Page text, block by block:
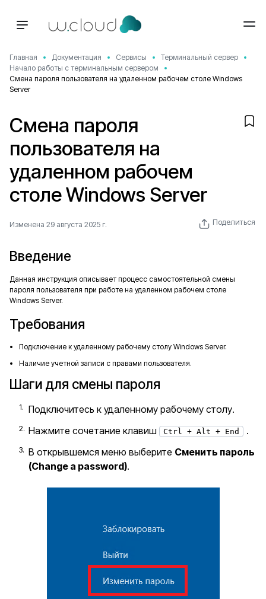
Главная Документация Сервисы
Терминальный сервер
Начало работы с терминальным сервером
Смена пароля пользователя на удаленном рабочем столе Windows
Server
Смена пароля
пользователя на
удаленном рабочем
столе Windows Server
Изменена 29 августа 2025 г. Поделиться
Введение
Данная инструкция описывает процесс самостоятельной смены
пароля пользователя при работе на удаленном рабочем столе
Windows Server.
Требования
Подключение к удаленному рабочему столу Windows Server.
Наличие учетной записи с правами пользователя.
Шаги для смены пароля
Подключитесь к удаленному рабочему столу.
Нажмите сочетание клавиш
Ctrl + Alt + End
.
В открывшемся меню выберите Сменить пароль
(Change a password).